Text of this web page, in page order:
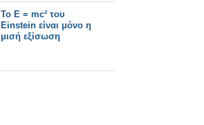
Το E = mc² του
Einstein είναι μόνο η
μισή εξίσωση